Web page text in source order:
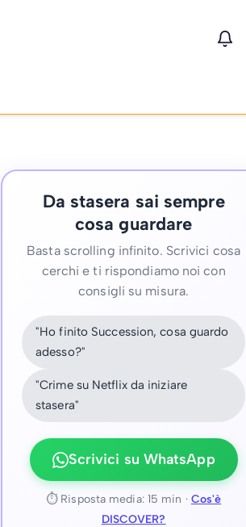
Da stasera sai sempre
cosa guardare
Basta scrolling infinito. Scrivici cosa
cerchi e ti rispondiamo noi con
consigli su misura.
"Ho finito Succession, cosa guardo
adesso?"
"Crime su Netflix da iniziare
stasera"
Scrivici su WhatsApp
⏱ Risposta media: 15 min · Cos'è
DISCOVER?